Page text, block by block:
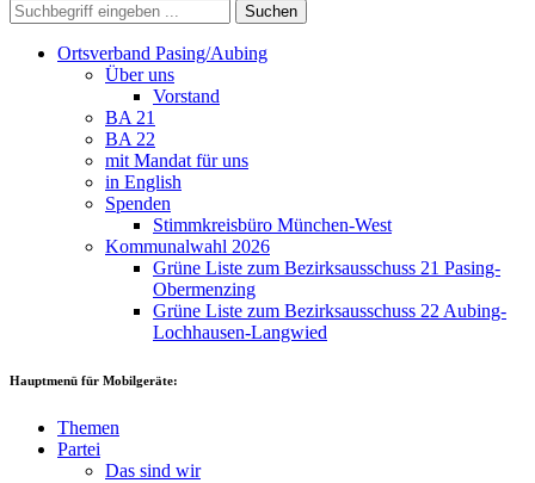
Suchen
Ortsverband Pasing/Aubing
Über uns
Vorstand
BA 21
BA 22
mit Mandat für uns
in English
Spenden
Stimmkreisbüro München-West
Kommunalwahl 2026
Grüne Liste zum Bezirksausschuss 21 Pasing-
Obermenzing
Grüne Liste zum Bezirksausschuss 22 Aubing-
Lochhausen-Langwied
Hauptmenü für Mobilgeräte:
Themen
Partei
Das sind wir